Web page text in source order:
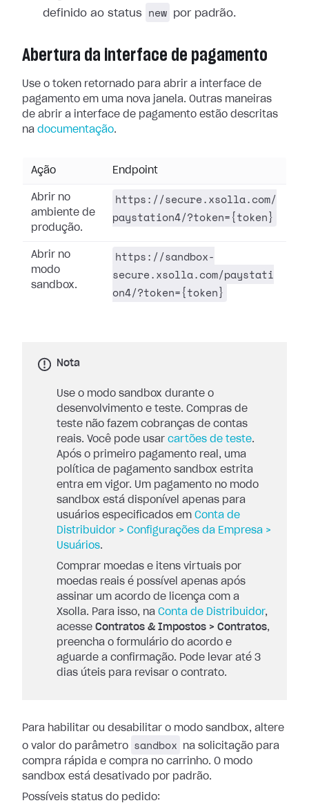
definido ao status
new por padrão.
Abertura da interface de pagamento
Use o token retornado para abrir a interface de
pagamento em uma nova janela. Outras maneiras
de abrir a interface de pagamento estão descritas
na documentação.
Ação Endpoint
Abrir no
ambiente de
produção.
https://secure.xsolla.com/
paystation4/?token={token}
Abrir no
modo
sandbox.
https://sandbox-
secure.xsolla.com/paystati
on4/?token={token}
Nota
Use o modo sandbox durante o
desenvolvimento e teste. Compras de
teste não fazem cobranças de contas
reais. Você pode usar cartões de teste.
Após o primeiro pagamento real, uma
política de pagamento sandbox estrita
entra em vigor. Um pagamento no modo
sandbox está disponível apenas para
usuários especificados em Conta de
Distribuidor > Configurações da Empresa >
Usuários.
Comprar moedas e itens virtuais por
moedas reais é possível apenas após
assinar um acordo de licença com a
Xsolla. Para isso, na Conta de Distribuidor,
acesse Contratos & Impostos > Contratos,
preencha o formulário do acordo e
aguarde a confirmação. Pode levar até 3
dias úteis para revisar o contrato.
Para habilitar ou desabilitar o modo sandbox, altere
o valor do parâmetro
sandbox
na solicitação para
compra rápida e compra no carrinho. O modo
sandbox está desativado por padrão.
Possíveis status do pedido: